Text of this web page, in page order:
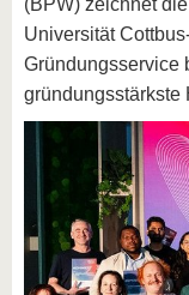
(BPW) zeichnet
Universität
Gründungsservice
gründungsstärkste